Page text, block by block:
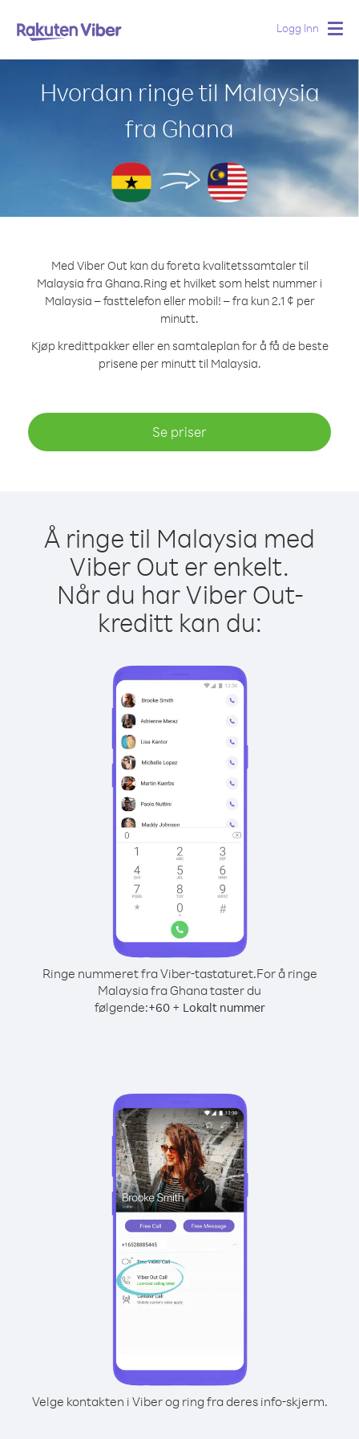
Logg Inn
Hvordan ringe til Malaysia
fra Ghana
Med Viber Out kan du foreta kvalitetssamtaler til
Malaysia fra Ghana.Ring et hvilket som helst nummer i
Malaysia – fasttelefon eller mobil! – fra kun 2.1 ¢ per
minutt.
Kjøp kredittpakker eller en samtaleplan for å få de beste
prisene per minutt til Malaysia.
Se priser
Å ringe til Malaysia med
Viber Out er enkelt.
Når du har Viber Out-
kreditt kan du:
Ringe nummeret fra Viber-tastaturet.For å ringe
Malaysia fra Ghana taster du
følgende:+60+ Lokalt nummer
Velge kontakten i Viber og ring fra deres info-skjerm.